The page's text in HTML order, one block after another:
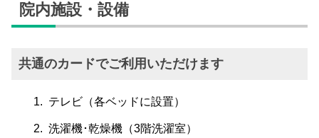
院内施設・設備
共通のカードでご利用いただけます
テレビ（各ベッドに設置）
洗濯機･乾燥機（3階洗濯室）